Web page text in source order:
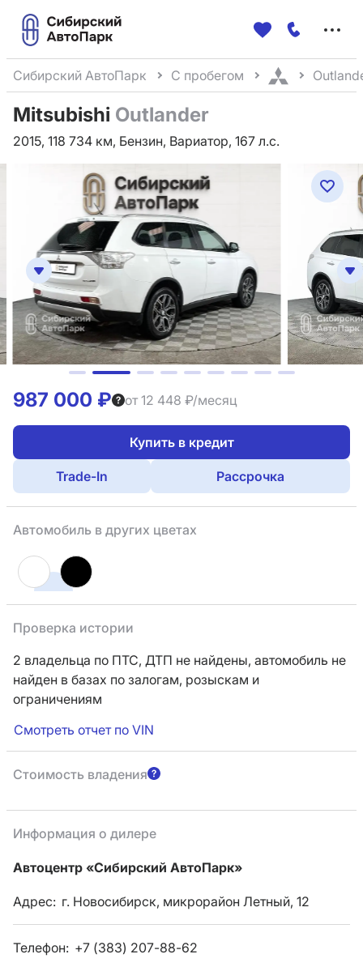
Сибирский АвтоПарк С пробегом
Mitsubishi Outlander
2015, 118 734 км, Бензин, Вариатор, 167 л.с.
987 000 ₽ от 12 448 ₽/месяц
Купить в кредит
Trade-In Рассрочка
Автомобиль в других цветах
Проверка истории
2 владельца по ПТС, ДТП не найдены, автомобиль не
найден в базах по залогам, розыскам и
ограничениям
Смотреть отчет по VIN
Стоимость владения
Информация о дилере
Автоцентр «Сибирский АвтоПарк»
Адрес: г. Новосибирск, микрорайон Летный, 12
Телефон: +7 (383) 207-88-62